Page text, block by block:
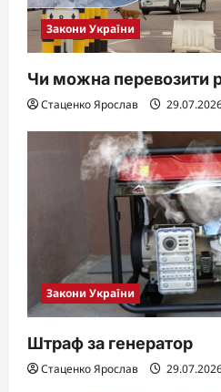
Закони України
Чи можна перевозити
Стаценко Ярослав
Закони України
Штраф за генератор
Стаценко Ярослав